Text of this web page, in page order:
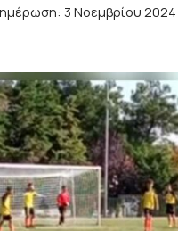
3 Νοεμβρίου 2024